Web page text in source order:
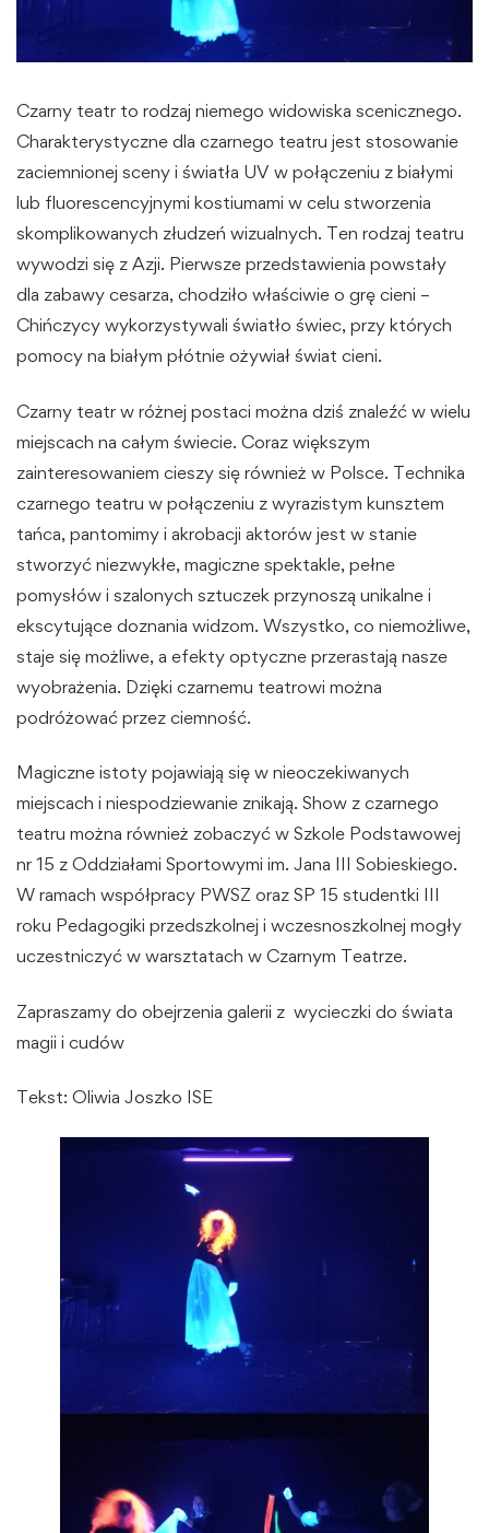
Czarny teatr to rodzaj niemego widowiska scenicznego.
Charakterystyczne dla czarnego teatru jest stosowanie
zaciemnionej sceny i światła UV w połączeniu z białymi
lub fluorescencyjnymi kostiumami w celu stworzenia
skomplikowanych złudzeń wizualnych. Ten rodzaj teatru
wywodzi się z Azji. Pierwsze przedstawienia powstały
dla zabawy cesarza, chodziło właściwie o grę cieni –
Chińczycy wykorzystywali światło świec, przy których
pomocy na białym płótnie ożywiał świat cieni.
Czarny teatr w różnej postaci można dziś znaleźć w wielu
miejscach na całym świecie. Coraz większym
zainteresowaniem cieszy się również w Polsce. Technika
czarnego teatru w połączeniu z wyrazistym kunsztem
tańca, pantomimy i akrobacji aktorów jest w stanie
stworzyć niezwykłe, magiczne spektakle, pełne
pomysłów i szalonych sztuczek przynoszą unikalne i
ekscytujące doznania widzom. Wszystko, co niemożliwe,
staje się możliwe, a efekty optyczne przerastają nasze
wyobrażenia. Dzięki czarnemu teatrowi można
podróżować przez ciemność.
Magiczne istoty pojawiają się w nieoczekiwanych
miejscach i niespodziewanie znikają. Show z czarnego
teatru można również zobaczyć w Szkole Podstawowej
nr 15 z Oddziałami Sportowymi im. Jana III Sobieskiego.
W ramach współpracy PWSZ oraz SP 15 studentki III
roku Pedagogiki przedszkolnej i wczesnoszkolnej mogły
uczestniczyć w warsztatach w Czarnym Teatrze.
Zapraszamy do obejrzenia galerii z wycieczki do świata
magii i cudów
Tekst: Oliwia Joszko ISE